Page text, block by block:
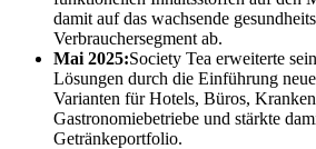
damit auf das wachsende
Verbrauchersegment ab.
Mai 2025:Society Tea erweiterte
Lösungen durch die Einführung
Varianten für Hotels, Büros,
Gastronomiebetriebe und stärkte
Getränkeportfolio.